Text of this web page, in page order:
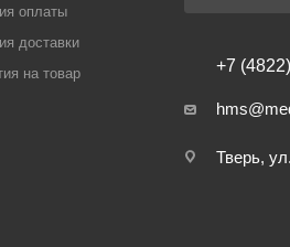
оплаты
доставки
на товар
+7
Тверь,